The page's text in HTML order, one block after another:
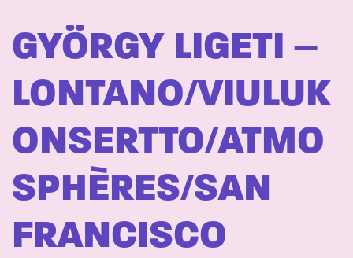
GYÖRGY LIGETI –
LONTANO/VIULUK
ONSERTTO/ATMO
SPHÈRES/SAN
FRANCISCO